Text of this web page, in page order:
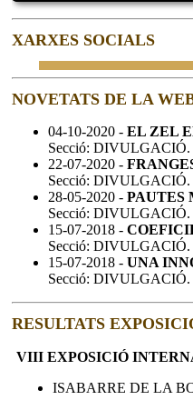
XARXES SOCIALS
NOVETATS DE LA
04-10-2020 - EL ZEL
Secció:
22-07-2020 -
Secció: DIVULGACIÓ.
28-05-2020 - PAUTES
Secció:
15-07-2018 -
Secció:
15-07-2018 - UNA
Secció:
RESULTATS
VIII EXPOSICIÓ
ISABARRE DE LA